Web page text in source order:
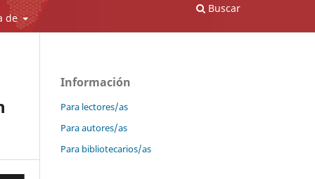
de
Buscar
Información
Para lectores/as
Para autores/as
Para bibliotecarios/as